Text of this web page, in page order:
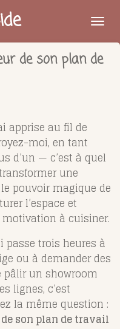
de son plan de
apprise au fil de
moi, en tant
d’un — c’est à quel
une
pouvoir magique de
l’espace et
à cuisiner.
passe trois heures à
ou à demander des
pâlir un showroom
lignes, c’est
la même question :
son plan de travail